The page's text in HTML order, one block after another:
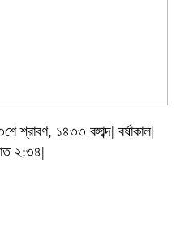
শ্রাবণ, ১৪৩৩ বঙ্গাব্দ| বর্ষাকাল|
২:৩৪|